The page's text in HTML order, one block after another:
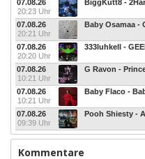
07.08.26
20:23 Uhr
BiggKutt8 -
07.08.26
20:21 Uhr
Baby Osamaa -
07.08.26
20:20 Uhr
333luhkell -
07.08.26
10:21 Uhr
G Ravon -
07.08.26
10:21 Uhr
Baby Flaco -
07.08.26
09:39 Uhr
Pooh Shiesty -
Kommentare